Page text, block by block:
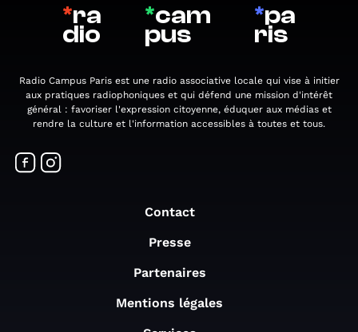
*ra
dio
*cam
pus
*pa
ris
Radio Campus Paris est une radio associative locale qui vise à initier
aux pratiques radiophoniques et qui défend une mission d'intérêt
général : favoriser l'expression citoyenne, éduquer aux médias et
rendre la culture et l'information accessibles à toutes et tous.
Contact
Presse
Partenaires
Mentions légales